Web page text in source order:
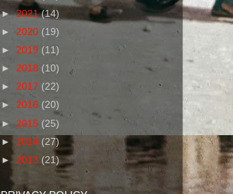
►2021(14)
► 2020 (19)
► 2019 (11)
► 2018 (10)
► 2017 (22)
► 2016 (20)
► 2015 (25)
► 2014 (27)
► 2013 (21)